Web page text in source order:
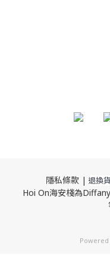
隱私條款 | 退換
Hoi On海安棧為